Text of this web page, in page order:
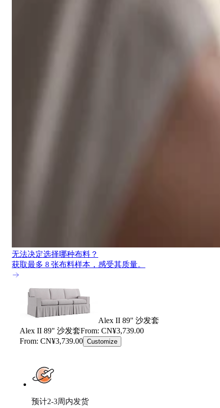
无法决定选择哪种布料？
获取最多 8 张布料样本，感受其质量。
Alex II 89" 沙发套
Alex II 89" 沙发套From: CN¥3,739.00
From: CN¥3,739.00 Customize
预计2-3周内发货